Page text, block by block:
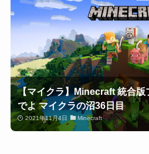
【マイクラ】Minecraft 統合版
でよ マイクラの沼36日目
2021年11月4日 Minecraft